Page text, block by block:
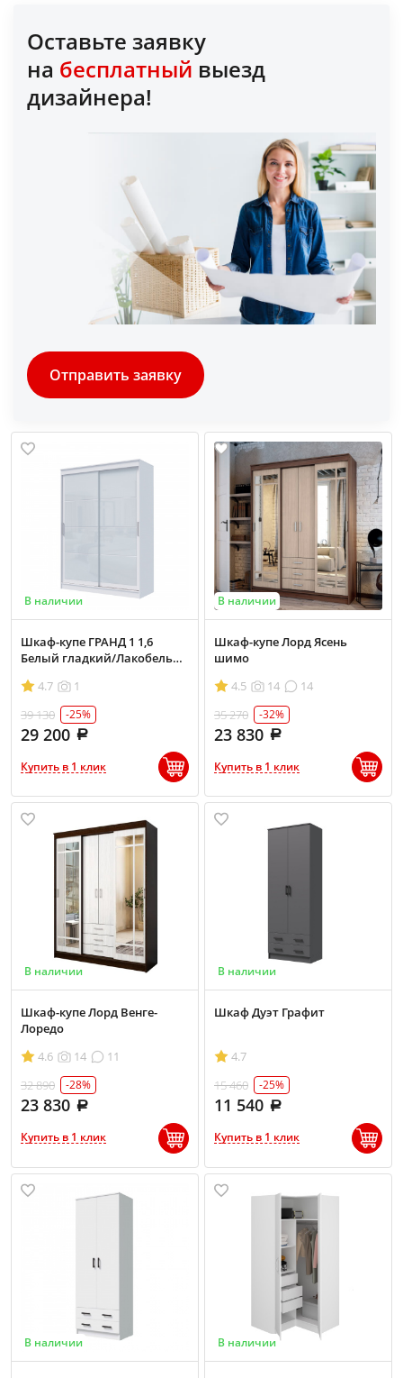
Оставьте заявку
на бесплатный выезд
дизайнера!
Отправить заявку
В наличии
Шкаф-купе ГРАНД 1 1,6
Белый гладкий/Лакобель
4.7
1
39 130
-25%
29 200
Купить в 1 клик
В наличии
Шкаф-купе Лорд Ясень
шимо
4.5
14
14
35 270
-32%
23 830
Купить в 1 клик
В наличии
Шкаф-купе Лорд Венге-
Лоредо
4.6
14
11
32 890
-28%
23 830
Купить в 1 клик
В наличии
Шкаф Дуэт Графит
4.7
15 460
-25%
11 540
Купить в 1 клик
В наличии В наличии